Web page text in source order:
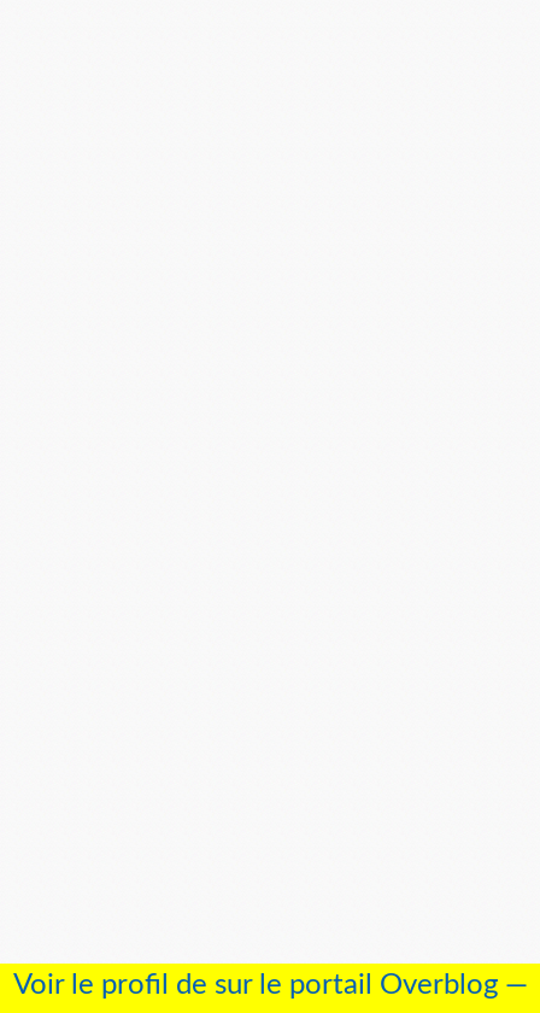
Voir le profil de sur le portail Overblog